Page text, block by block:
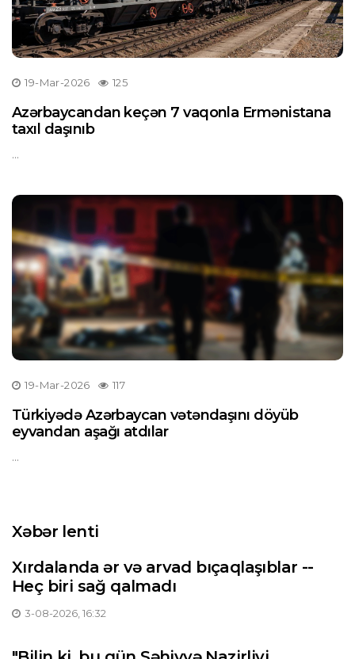
19-Mar-2026 125
Azərbaycandan keçən 7 vaqonla Ermənistana
taxıl daşınıb
...
19-Mar-2026 117
Türkiyədə Azərbaycan vətəndaşını döyüb
eyvandan aşağı atdılar
...
Xəbər lenti
Xırdalanda ər və arvad bıçaqlaşıblar --
Heç biri sağ qalmadı
3-08-2026, 16:32